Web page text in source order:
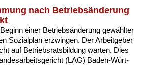
nach Betriebsänderung
ei­ner Be­triebsände­rung gewähl­ter
So­zi­al­plan er­zwin­gen. Der Ar­beit­ge­ber
auf Be­triebs­rats­bil­dung war­ten. Dies
(LAG) Ba­den-Würt­